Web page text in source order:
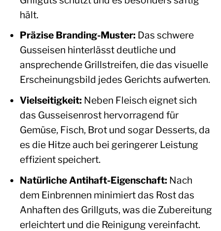
hält.
Präzise Branding-Muster: Das schwere
Gusseisen hinterlässt deutliche und
ansprechende Grillstreifen, die das visuelle
Erscheinungsbild jedes Gerichts aufwerten.
Vielseitigkeit: Neben Fleisch eignet sich
das Gusseisenrost hervorragend für
Gemüse, Fisch, Brot und sogar Desserts, da
es die Hitze auch bei geringerer Leistung
effizient speichert.
Natürliche Antihaft-Eigenschaft: Nach
dem Einbrennen minimiert das Rost das
Anhaften des Grillguts, was die Zubereitung
erleichtert und die Reinigung vereinfacht.